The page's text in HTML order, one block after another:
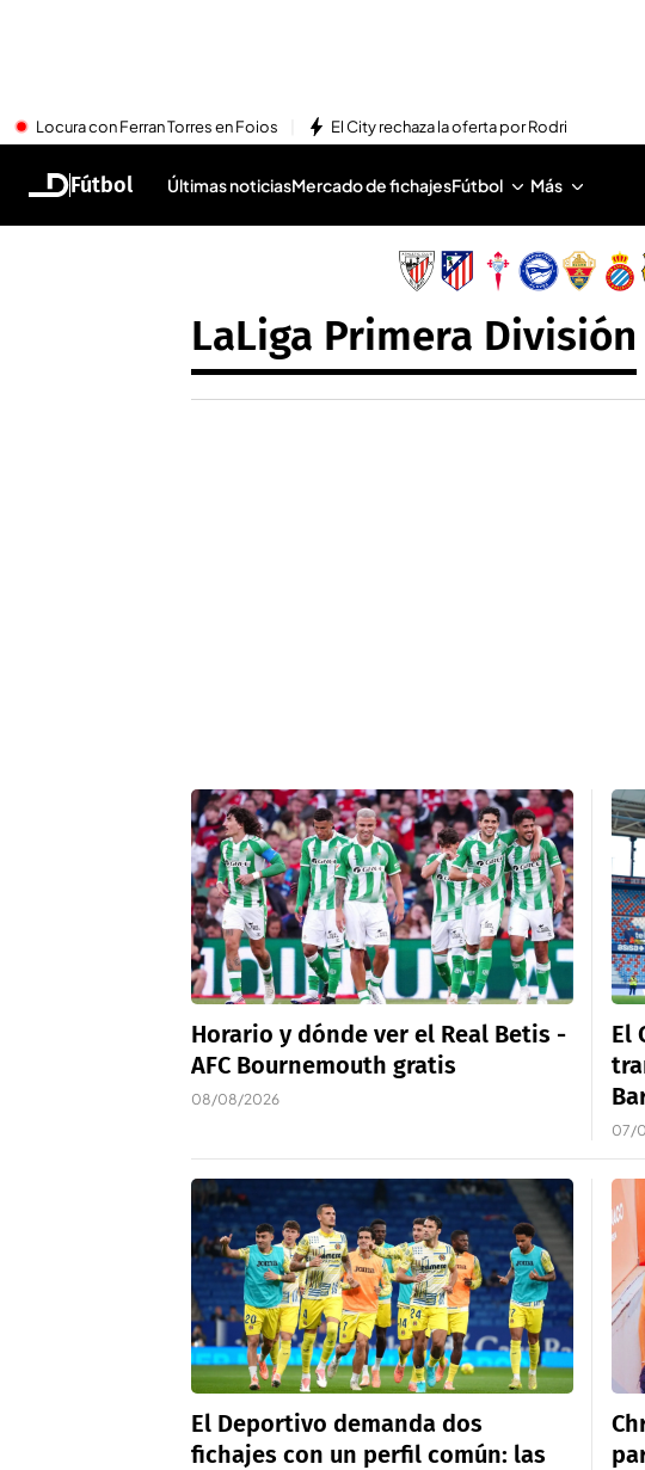
Locura con Ferran Torres en Foios El City rechaza la oferta por Rodri
Fútbol Últimas noticiasMercado de fichajesFútbol Más
LaLiga Primera División
Horario y dónde ver el Real Betis -
AFC Bournemouth gratis
08/08/2026
El
07/
El Deportivo demanda dos
fichajes con un perfil común: las